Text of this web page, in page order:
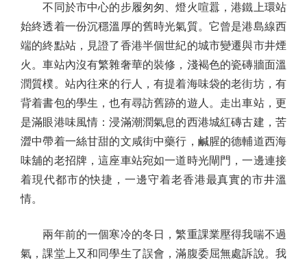
不同於市中心的步履匆匆、燈火喧囂，港鐵上環站
始終透着一份沉穩溫厚的舊時光氣質。它曾是港島線西
端的終點站，見證了香港半個世紀的城市變遷與市井煙
火。車站內沒有繁雜奢華的裝修，淺褐色的瓷磚牆面溫
潤質樸。站內往來的行人，有提着海味袋的老街坊，有
背着書包的學生，也有尋訪舊跡的遊人。走出車站，更
是滿眼港味風情：浸滿潮潤氣息的西港城紅磚古建，苦
澀中帶着一絲甘甜的文咸街中藥行，鹹腥的德輔道西海
味舖的老招牌，這座車站宛如一道時光閘門，一邊連接
着現代都市的快捷，一邊守着老香港最真實的市井溫
情。
兩年前的一個寒冷的冬日，繁重課業壓得我喘不過
氣，課堂上又和同學生了誤會，滿腹委屈無處訴說。我